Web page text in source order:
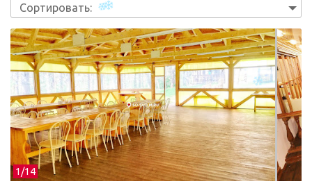
Сортировать:
1/14